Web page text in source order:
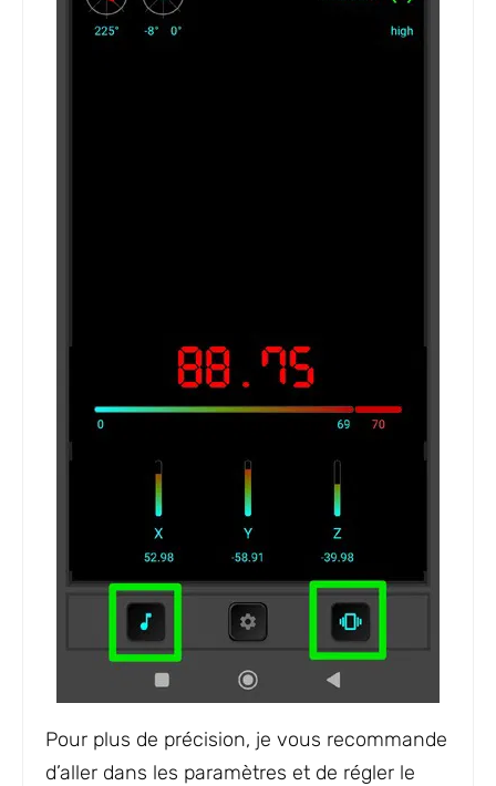
Pour plus de précision, je vous recommande
d’aller dans les paramètres et de régler le